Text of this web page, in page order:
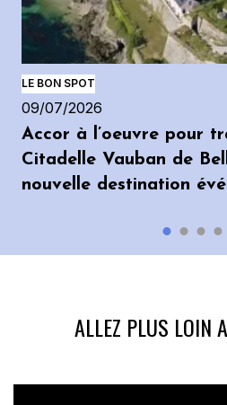
LE BON SPOT
09/07/2026
Accor à l’oeuvre pour
Citadelle Vauban de
nouvelle destination
ALLEZ PLUS LOIN